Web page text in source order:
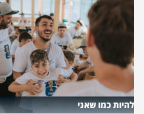
להיות כמו שאני